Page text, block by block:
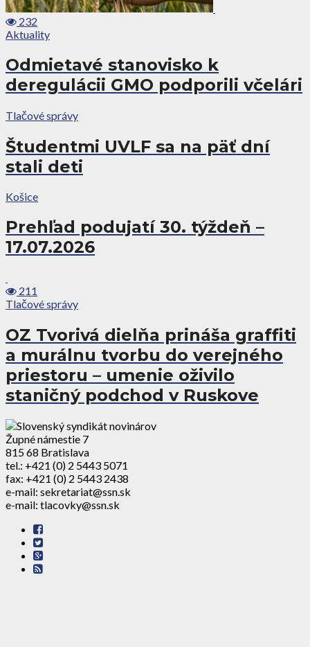
232
Aktuality
Odmietavé stanovisko k
deregulácii GMO podporili včelári
Tlačové správy
Študentmi UVLF sa na päť dní
stali deti
Košice
Prehľad podujatí 30. týždeň –
17.07.2026
211
Tlačové správy
OZ Tvorivá dielňa prináša graffiti
a murálnu tvorbu do verejného
priestoru – umenie oživilo
staničný podchod v Ruskove
Župné námestie 7
815 68 Bratislava
tel.: +421 (0) 2 5443 5071
fax: +421 (0) 2 5443 2438
e-mail: sekretariat@ssn.sk
e-mail: tlacovky@ssn.sk